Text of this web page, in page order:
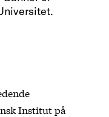
Institut på